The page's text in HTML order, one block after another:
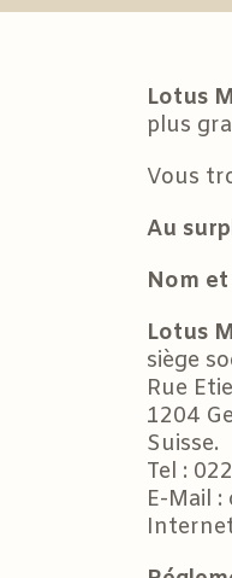
Lotus
plus
Vous
Au
Nom
Lotus
siège
Rue
1204
Suisse.
Tel :
E-Mail